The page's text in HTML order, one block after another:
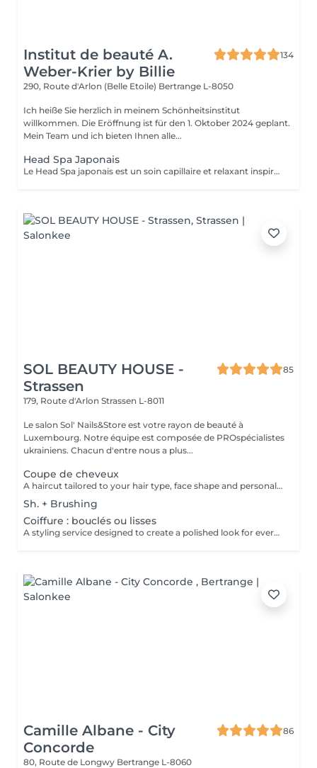
Institut de beauté A.
Weber-Krier by Billie
134
290, Route d'Arlon (Belle Etoile) Bertrange L-8050
Ich heiße Sie herzlich in meinem Schönheitsinstitut
willkommen. Die Eröffnung ist für den 1. Oktober 2024 geplant.
Mein Team und ich bieten Ihnen alle...
Head Spa Japonais
Le Head Spa japonais est un soin capillaire et relaxant inspiré des rituels de bien-être japonais. Alliant techniques de massage du cuir chevelu, soins purifiants et hydratants, il cible à la fois la santé des cheveux et l'apaisement de l'esprit. Grâce à des mouvements précis et à des produits naturels, ce rituel libère les tensions, améliore la circulation sanguine et stimule la croissance capillaire. Idéal pour ceux qui recherchent un moment de détente profonde et des cheveux revitalisés, le Head Spa japonais apporte fraîcheur, équilibre et éclat des racines aux pointes.
SOL BEAUTY HOUSE -
Strassen
85
179, Route d'Arlon Strassen L-8011
Le salon Sol' Nails&Store est votre rayon de beauté à
Luxembourg. Notre équipe est composée de PROspécialistes
ukrainiens. Chacun d'entre nous a plus...
Coupe de cheveux
A haircut tailored to your hair type, face shape and personal style. The service includes consultation, cutting and final styling for a clean and flattering result. Result: refreshed hair shape, improved structure and an easy-to-maintain look. Recommended frequency: every 6 to 8 weeks, depending on the haircut and hair growth.
Sh. + Brushing
Coiffure : bouclés ou lisses
A styling service designed to create a polished look for everyday elegance or a special occasion. Depending on the desired result, the hair may be blow-dried, smoothed, waved or styled into a more defined finish. Result: beautifully styled hair with movement, shape and a finished look. Recommended frequency: as needed.
Camille Albane - City
Concorde
86
80, Route de Longwy Bertrange L-8060